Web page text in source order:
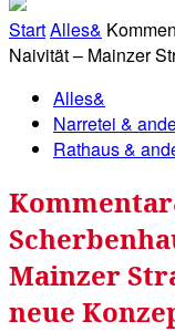
StartAlles&
Naivität – Mainzer
Alles&
Narretei &
Rathaus &
Mainzer
neue